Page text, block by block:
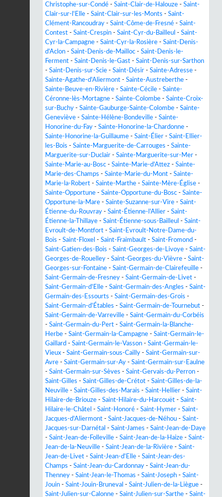
Christophe-sur-Condé - Saint-Clair-de-Halouze - Saint-
Clair-sur-l'Elle - Saint-Clair-sur-les-Monts - Saint-
Clément-Rancoudray - Saint-Côme-de-Fresné - Saint-
Contest - Saint-Crespin - Saint-Cyr-du-Bailleul - Saint-
Cyr-la-Campagne - Saint-Cyr-la-Rosière - Saint-Denis-
d'Aclon - Saint-Denis-de-Mailloc - Saint-Denis-le-
Ferment - Saint-Denis-le-Gast - Saint-Denis-sur-Sarthon
- Saint-Denis-sur-Scie - Saint-Désir - Sainte-Adresse -
Sainte-Agathe-d'Aliermont - Sainte-Austreberthe -
Sainte-Beuve-en-Rivière - Sainte-Cécile - Sainte-
Céronne-lès-Mortagne - Sainte-Colombe - Sainte-Croix-
sur-Buchy - Sainte-Gauburge-Sainte-Colombe - Sainte-
Geneviève - Sainte-Hélène-Bondeville - Sainte-
Honorine-du-Fay - Sainte-Honorine-la-Chardonne -
Sainte-Honorine-la-Guillaume - Saint-Élier - Saint-Ellier-
les-Bois - Sainte-Marguerite-de-Carrouges - Sainte-
Marguerite-sur-Duclair - Sainte-Marguerite-sur-Mer -
Sainte-Marie-au-Bosc - Sainte-Marie-d'Attez - Sainte-
Marie-des-Champs - Sainte-Marie-du-Mont - Sainte-
Marie-la-Robert - Sainte-Marthe - Sainte-Mère-Église -
Sainte-Opportune - Sainte-Opportune-du-Bosc - Sainte-
Opportune-la-Mare - Sainte-Suzanne-sur-Vire - Saint-
Étienne-du-Rouvray - Saint-Étienne-l'Allier - Saint-
Étienne-la-Thillaye - Saint-Étienne-sous-Bailleul - Saint-
Evroult-de-Montfort - Saint-Evroult-Notre-Dame-du-
Bois - Saint-Floxel - Saint-Fraimbault - Saint-Fromond -
Saint-Gatien-des-Bois - Saint-Georges-de-Livoye - Saint-
Georges-de-Rouelley - Saint-Georges-du-Vièvre - Saint-
Georges-sur-Fontaine - Saint-Germain-de-Clairefeuille -
Saint-Germain-de-Fresney - Saint-Germain-de-Livet -
Saint-Germain-d'Elle - Saint-Germain-des-Angles - Saint-
Germain-des-Essourts - Saint-Germain-des-Grois -
Saint-Germain-d'Étables - Saint-Germain-de-Tournebut -
Saint-Germain-de-Varreville - Saint-Germain-du-Corbéis
- Saint-Germain-du-Pert - Saint-Germain-la-Blanche-
Herbe - Saint-Germain-la-Campagne - Saint-Germain-le-
Gaillard - Saint-Germain-le-Vasson - Saint-Germain-le-
Vieux - Saint-Germain-sous-Cailly - Saint-Germain-sur-
Avre - Saint-Germain-sur-Ay - Saint-Germain-sur-Eaulne
- Saint-Germain-sur-Sèves - Saint-Gervais-du-Perron -
Saint-Gilles - Saint-Gilles-de-Crétot - Saint-Gilles-de-la-
Neuville - Saint-Gilles-des-Marais - Saint-Hellier - Saint-
Hilaire-de-Briouze - Saint-Hilaire-du-Harcouët - Saint-
Hilaire-le-Châtel - Saint-Honoré - Saint-Hymer - Saint-
Jacques-d'Aliermont - Saint-Jacques-de-Néhou - Saint-
Jacques-sur-Darnétal - Saint-James - Saint-Jean-de-Daye
- Saint-Jean-de-Folleville - Saint-Jean-de-la-Haize - Saint-
Jean-de-la-Neuville - Saint-Jean-de-la-Rivière - Saint-
Jean-de-Livet - Saint-Jean-d'Elle - Saint-Jean-des-
Champs - Saint-Jean-du-Cardonnay - Saint-Jean-du-
Thenney - Saint-Jean-le-Thomas - Saint-Joseph - Saint-
Jouin - Saint-Jouin-Bruneval - Saint-Julien-de-la-Liègue -
Saint-Julien-sur-Calonne - Saint-Julien-sur-Sarthe - Saint-